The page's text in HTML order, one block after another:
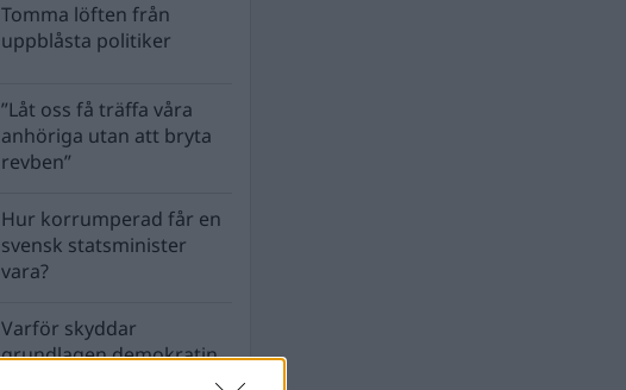
Tomma löften från
uppblåsta politiker
”Låt oss få träffa våra
anhöriga utan att bryta
revben”
Hur korrumperad får en
svensk statsminister
vara?
Varför skyddar
grundlagen demokratin